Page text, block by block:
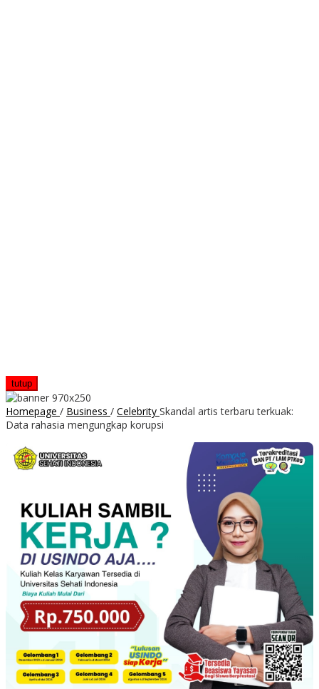
tutup
Homepage / Business / Celebrity Skandal artis terbaru terkuak:
Data rahasia mengungkap korupsi